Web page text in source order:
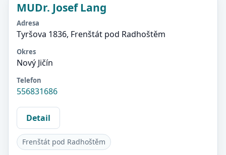
MUDr. Josef Lang
Adresa
Tyršova 1836, Frenštát pod Radhoštěm
Okres
Nový Jičín
Telefon
556831686
Detail
Frenštát pod Radhoštěm